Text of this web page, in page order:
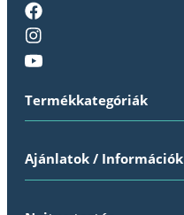
Termékkategóriák
Ajánlatok / Információk